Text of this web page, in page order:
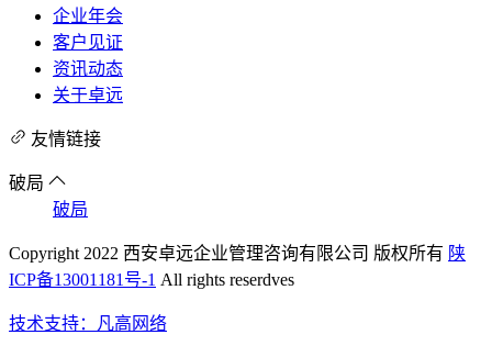
企业年会
客户见证
资讯动态
关于卓远
友情链接
破局
破局
Copyright 2022 西安卓远企业管理咨询有限公司 版权所有 陕
ICP备13001181号-1 All rights reserdves
技术支持：凡高网络